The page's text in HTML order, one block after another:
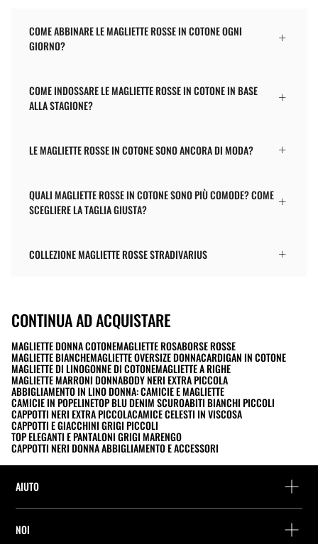
COME ABBINARE LE MAGLIETTE ROSSE IN COTONE OGNI
GIORNO?
COME INDOSSARE LE MAGLIETTE ROSSE IN COTONE IN BASE
ALLA STAGIONE?
LE MAGLIETTE ROSSE IN COTONE SONO ANCORA DI MODA?
QUALI MAGLIETTE ROSSE IN COTONE SONO PIÙ COMODE? COME
SCEGLIERE LA TAGLIA GIUSTA?
COLLEZIONE MAGLIETTE ROSSE STRADIVARIUS
CONTINUA AD ACQUISTARE
MAGLIETTE DONNA COTONEMAGLIETTE ROSABORSE ROSSE
MAGLIETTE BIANCHEMAGLIETTE OVERSIZE DONNACARDIGAN IN COTONE
MAGLIETTE DI LINOGONNE DI COTONEMAGLIETTE A RIGHE
MAGLIETTE MARRONI DONNABODY NERI EXTRA PICCOLA
ABBIGLIAMENTO IN LINO DONNA: CAMICIE E MAGLIETTE
CAMICIE IN POPELINETOP BLU DENIM SCUROABITI BIANCHI PICCOLI
CAPPOTTI NERI EXTRA PICCOLACAMICE CELESTI IN VISCOSA
CAPPOTTI E GIACCHINI GRIGI PICCOLI
TOP ELEGANTI E PANTALONI GRIGI MARENGO
CAPPOTTI NERI DONNA ABBIGLIAMENTO E ACCESSORI
AIUTO
Rintraccia il tuo ordine
NOI